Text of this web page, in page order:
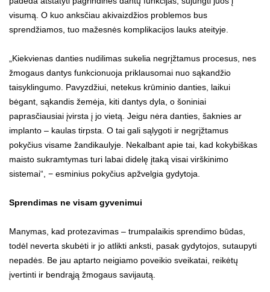
visumą. O kuo anksčiau akivaizdžios problemos bus
sprendžiamos, tuo mažesnės komplikacijos lauks ateityje.
„Kiekvienas danties nudilimas sukelia negrįžtamus procesus, nes
žmogaus dantys funkcionuoja priklausomai nuo sąkandžio
taisyklingumo. Pavyzdžiui, netekus krūminio danties, laikui
bėgant, sąkandis žemėja, kiti dantys dyla, o šoniniai
paprasčiausiai įvirsta į jo vietą. Jeigu nėra danties, šaknies ar
implanto – kaulas tirpsta. O tai gali sąlygoti ir negrįžtamus
pokyčius visame žandikaulyje. Nekalbant apie tai, kad kokybiškas
maisto sukramtymas turi labai didelę įtaką visai virškinimo
sistemai“, − esminius pokyčius apžvelgia gydytoja.
Sprendimas ne visam gyvenimui
Manymas, kad protezavimas – trumpalaikis sprendimo būdas,
todėl neverta skubėti ir jo atlikti anksti, pasak gydytojos, sutaupyti
nepadės. Be jau aptarto neigiamo poveikio sveikatai, reikėtų
įvertinti ir bendrąją žmogaus savijautą.